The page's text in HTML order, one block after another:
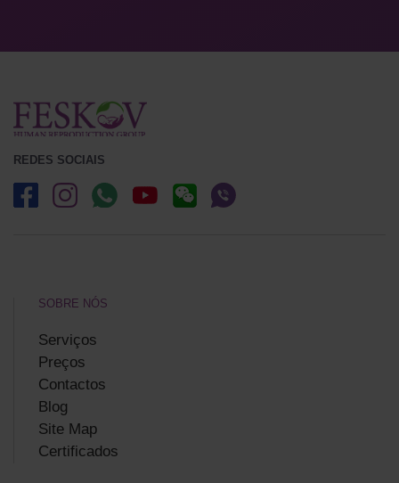
REDES SOCIAIS
SOBRE NÓS
Serviços
Preços
Contactos
Blog
Site Map
Certificados